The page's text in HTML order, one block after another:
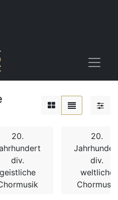
20.
div.
geistliche
20.
div.
weltliche
Chormusik